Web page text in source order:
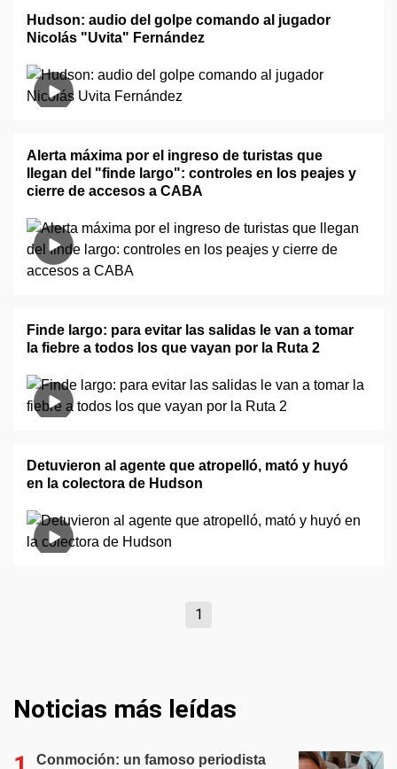
Hudson: audio del golpe comando al jugador
Nicolás "Uvita" Fernández
Alerta máxima por el ingreso de turistas que
llegan del "finde largo": controles en los peajes y
cierre de accesos a CABA
Finde largo: para evitar las salidas le van a tomar
la fiebre a todos los que vayan por la Ruta 2
Detuvieron al agente que atropelló, mató y huyó
en la colectora de Hudson
1
Noticias más leídas
Conmoción: un famoso periodista